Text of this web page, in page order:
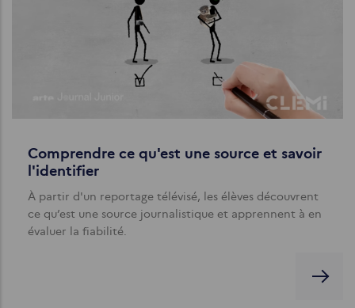
Comprendre ce qu'est une source et savoir
l'identifier
À partir d'un reportage télévisé, les élèves découvrent
ce qu’est une source journalistique et apprennent à en
évaluer la fiabilité.